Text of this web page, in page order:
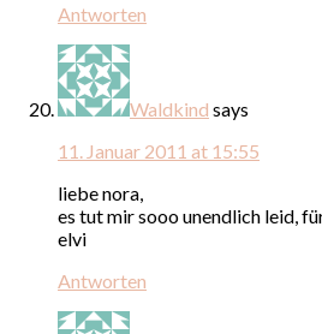
Antworten
Waldkind says
11. Januar 2011 at 15:55
liebe nora,
es tut mir sooo unendlich leid,
elvi
Antworten